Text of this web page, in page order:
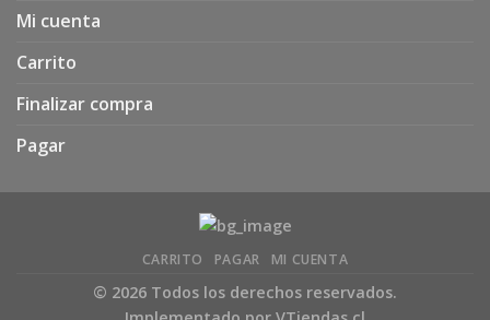
Mi cuenta
Carrito
Finalizar compra
Pagar
CARRITO PAGAR MI CUENTA
© 2026 Todos los derechos reservados.